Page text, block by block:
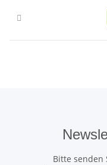
Bitte senden